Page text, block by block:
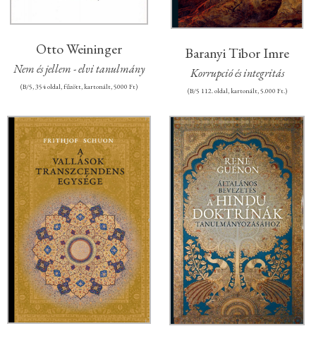
Otto Weininger
Nem és jellem - elvi tanulmány
(B/5, 354 oldal, fűzött, kartonált, 5000 Ft)
Baranyi Tibor Imre
Korrupció és integritás
(B/5 112. oldal, kartonált, 5.000 Ft.)